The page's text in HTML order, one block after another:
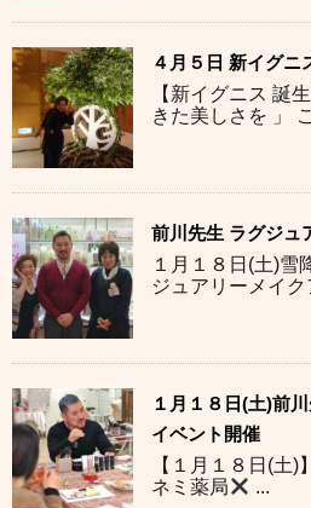
４月５日 新イグニ
【新イグニス 誕
きた美しさを 」
前川先生 ラグジュ
１月１８日(土)
ジュアリーメイ
１月１８日(土)前
イベント開催
【１月１８日(土)
ネミ薬局
...